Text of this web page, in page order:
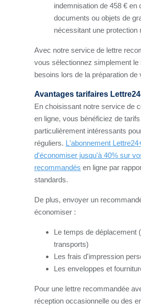
indemnisation de 458 € en
documents ou objets de
nécessitant une protection
Avec notre service de lettre
vous sélectionnez simplement le
besoins lors de la préparation de
Avantages tarifaires
En choisissant notre service de
en ligne, vous bénéficiez de
particulièrement intéressants
réguliers. L'abonnement
d'économiser jusqu'à 40% sur
recommandés en ligne par
standards.
De plus, envoyer un
économiser :
Le temps de déplacement
transports)
Les frais d'impression
Les enveloppes et
Pour une lettre recommandée
réception occasionnelle ou des